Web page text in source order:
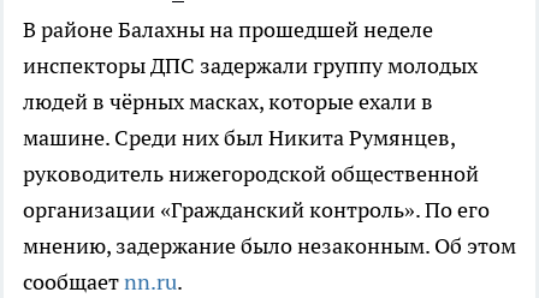
В районе Балахны на прошедшей неделе
инспекторы ДПС задержали группу молодых
людей в чёрных масках, которые ехали в
машине. Среди них был Никита Румянцев,
руководитель нижегородской общественной
организации «Гражданский контроль». По его
мнению, задержание было незаконным. Об этом
сообщаетnn.ru.